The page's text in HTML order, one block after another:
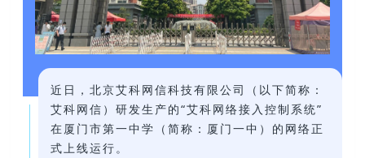
近日，北京艾科网信科技有限公司（以下简称：
艾科网信）研发生产的“艾科网络接入控制系统”
在厦门市第一中学（简称：厦门一中）的网络正
式上线运行。